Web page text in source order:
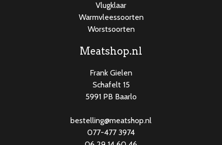
Vlugklaar
Warmvleessoorten
Worstsoorten
Meatshop.nl
Frank Gielen
Schafelt 15
5991 PB Baarlo
bestelling@meatshop.nl
077-477 3974